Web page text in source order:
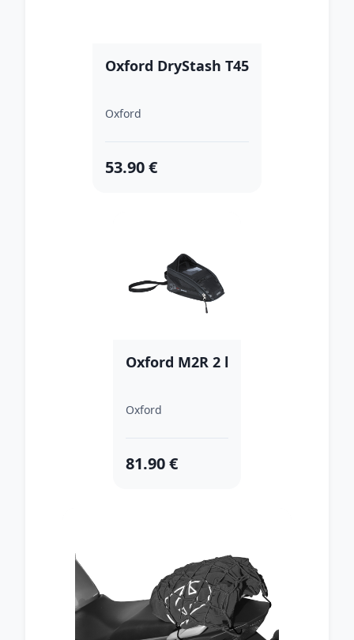
Oxford DryStash T45
Oxford
53.90 €
Oxford M2R 2 l
Oxford
81.90 €